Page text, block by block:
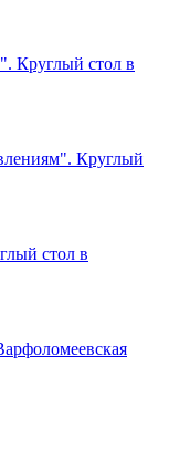
Круглый стол в
Круглый
стол в